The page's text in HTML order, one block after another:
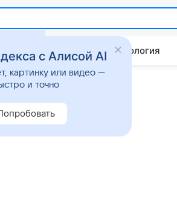
Стиль жизни Психология
с Алисой AI
картинку или видео —
и точно